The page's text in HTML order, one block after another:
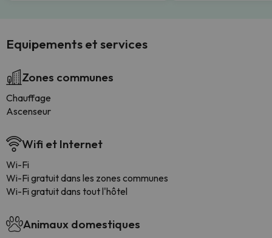
Equipements et services
Zones communes
Chauffage
Ascenseur
Wifi et Internet
Wi-Fi
Wi-Fi gratuit dans les zones communes
Wi-Fi gratuit dans tout l'hôtel
Animaux domestiques